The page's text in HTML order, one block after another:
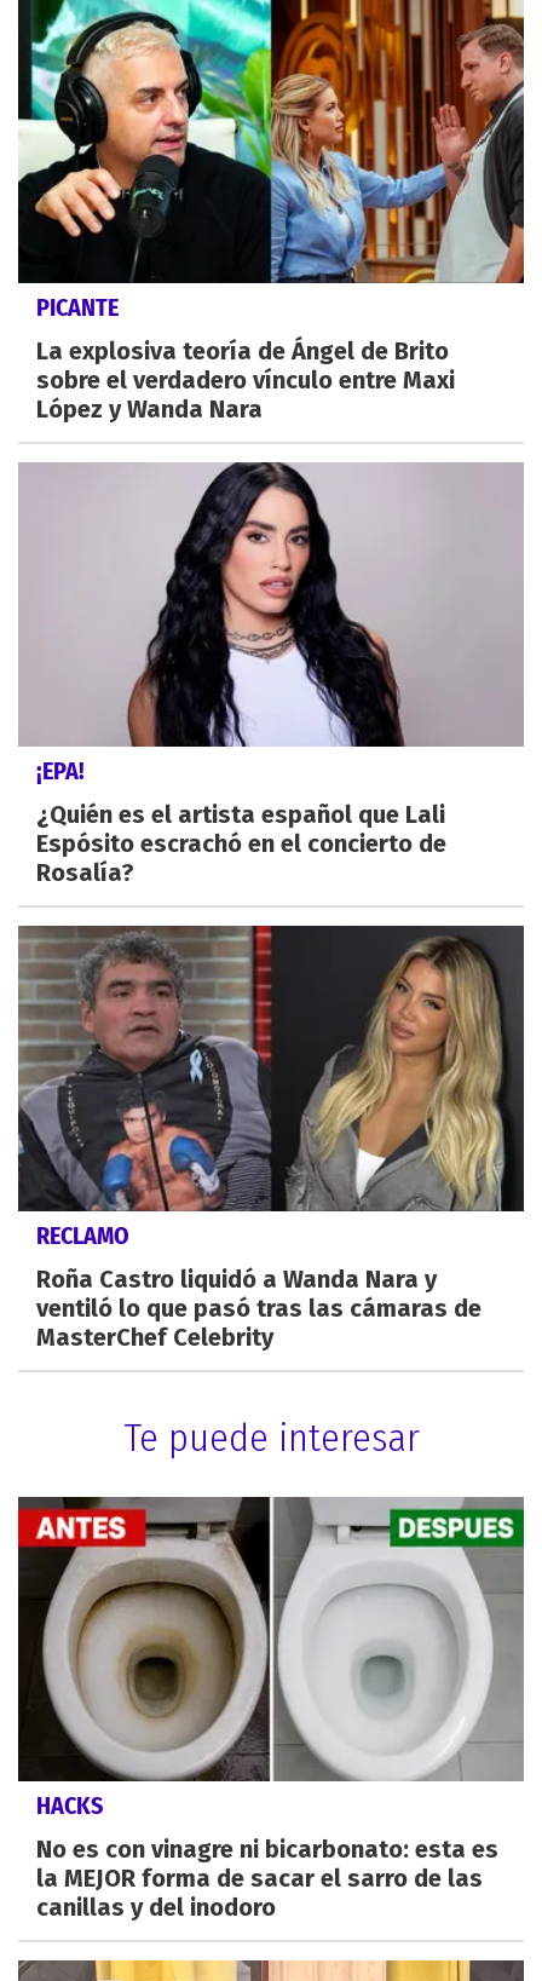
PICANTE
La explosiva teoría de Ángel de Brito
sobre el verdadero vínculo entre Maxi
López y Wanda Nara
¡EPA!
¿Quién es el artista español que Lali
Espósito escrachó en el concierto de
Rosalía?
RECLAMO
Roña Castro liquidó a Wanda Nara y
ventiló lo que pasó tras las cámaras de
MasterChef Celebrity
Te puede interesar
HACKS
No es con vinagre ni bicarbonato: esta es
la MEJOR forma de sacar el sarro de las
canillas y del inodoro